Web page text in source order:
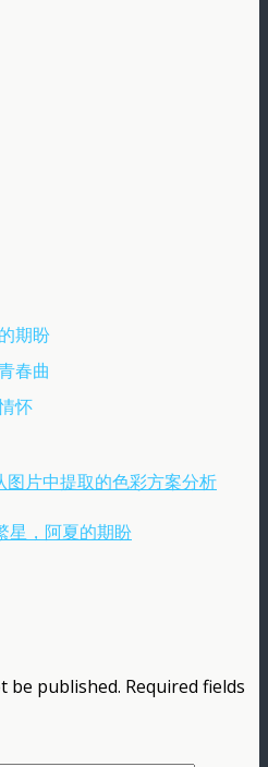
期盼
春曲
怀
图片中提取的色彩方案分析
星，阿夏的期盼
be published. Required fields